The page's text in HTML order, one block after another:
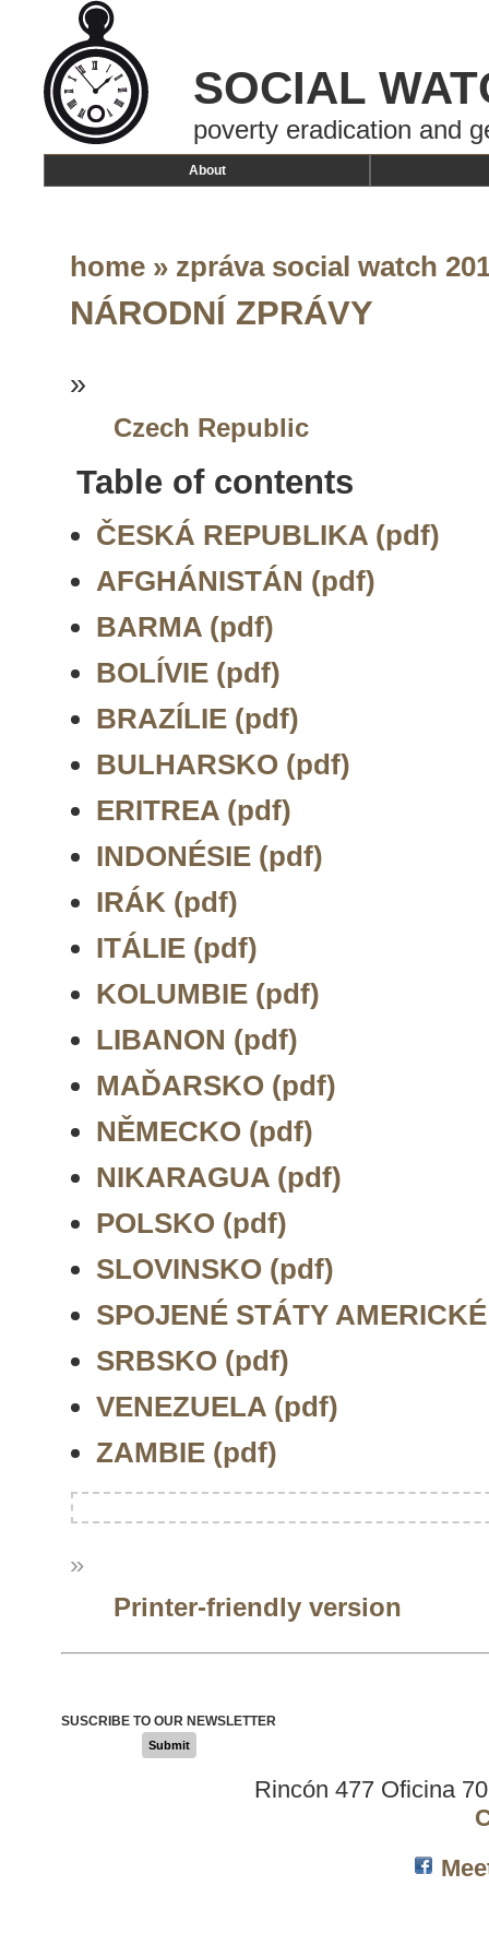
SOCIAL
poverty eradication and
About
home » zpráva social watch
NÁRODNÍ ZPRÁVY
»
Czech Republic
Table of contents
ČESKÁ REPUBLIKA (pdf)
AFGHÁNISTÁN (pdf)
BARMA (pdf)
BOLÍVIE (pdf)
BRAZÍLIE (pdf)
BULHARSKO (pdf)
ERITREA (pdf)
INDONÉSIE (pdf)
IRÁK (pdf)
ITÁLIE (pdf)
KOLUMBIE (pdf)
LIBANON (pdf)
MAĎARSKO (pdf)
NĚMECKO (pdf)
NIKARAGUA (pdf)
POLSKO (pdf)
SLOVINSKO (pdf)
SPOJENÉ STÁTY
SRBSKO (pdf)
VENEZUELA (pdf)
ZAMBIE (pdf)
»
Printer-friendly version
SUSCRIBE TO OUR NEWSLETTER
Submit
Rincón 477 Oficina